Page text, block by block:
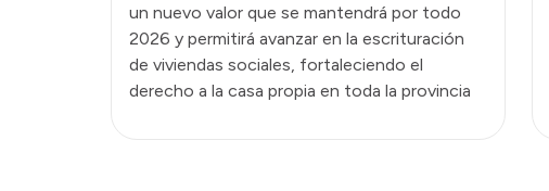
un nuevo valor que se mantendrá por todo
2026 y permitirá avanzar en la escrituración
de viviendas sociales, fortaleciendo el
derecho a la casa propia en toda la provincia